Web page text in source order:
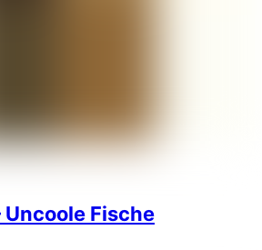
Uncoole Fische